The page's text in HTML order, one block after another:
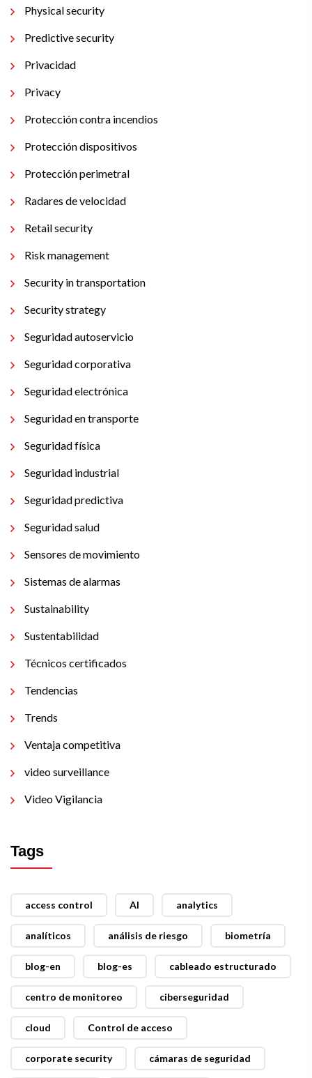
Physical security
Predictive security
Privacidad
Privacy
Protección contra incendios
Protección dispositivos
Protección perimetral
Radares de velocidad
Retail security
Risk management
Security in transportation
Security strategy
Seguridad autoservicio
Seguridad corporativa
Seguridad electrónica
Seguridad en transporte
Seguridad física
Seguridad industrial
Seguridad predictiva
Seguridad salud
Sensores de movimiento
Sistemas de alarmas
Sustainability
Sustentabilidad
Técnicos certificados
Tendencias
Trends
Ventaja competitiva
video surveillance
Video Vigilancia
Tags
access control AI analytics
analíticos análisis de riesgo biometría
blog-en blog-es cableado estructurado
centro de monitoreo ciberseguridad
cloud Control de acceso
corporate security cámaras de seguridad